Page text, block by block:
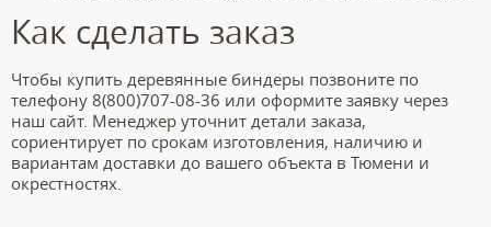
Как сделать заказ
Чтобы купить деревянные биндеры позвоните по
телефону 8(800)707-08-36 или оформите заявку через
наш сайт. Менеджер уточнит детали заказа,
сориентирует по срокам изготовления, наличию и
вариантам доставки до вашего объекта в Тюмени и
окрестностях.